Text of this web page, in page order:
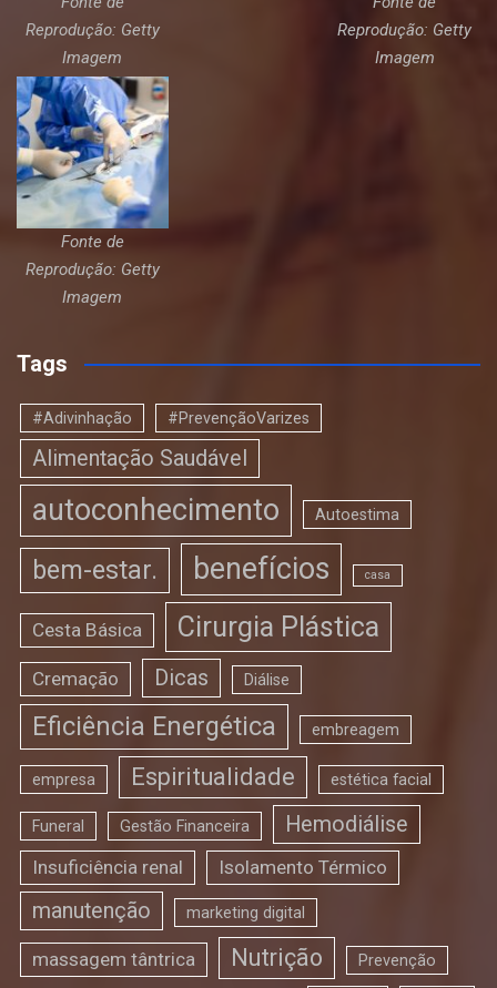
Reprodução: Getty
Imagem
Reprodução: Getty
Imagem
Fonte de
Reprodução: Getty
Imagem
Tags
#Adivinhação #PrevençãoVarizes
Alimentação Saudável
autoconhecimento Autoestima
bem-estar. benefícios casa
Cesta Básica Cirurgia Plástica
Cremação Dicas Diálise
Eficiência Energética embreagem
empresa Espiritualidade estética facial
Funeral Gestão Financeira Hemodiálise
Insuficiência renal Isolamento Térmico
manutenção marketing digital
massagem tântrica Nutrição Prevenção